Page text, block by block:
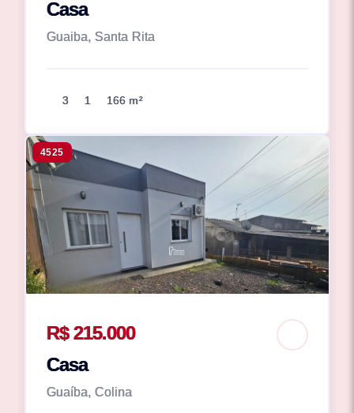
Casa
Guaiba, Santa Rita
3 1 166 m²
4525
R$ 215.000
Casa
Guaíba, Colina